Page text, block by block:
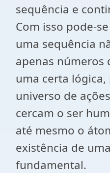
sequência e
Com isso pode-
uma sequência
apenas números
uma certa
universo de
cercam o ser
até mesmo o
existência de
fundamental.